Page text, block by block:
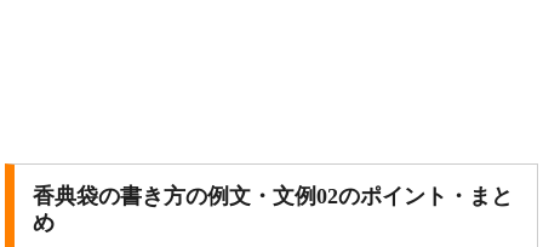
香典袋の書き方の例文・文例02のポイント・まと
め